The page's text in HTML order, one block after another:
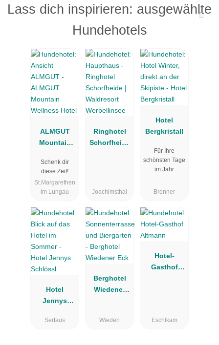
Lass dich inspirieren: ausgewählte
Hundehotels
ALMGUT
Mountain
Hotel
Schenk dir
diese Zeit!
St.Margarethen
im Lungau
Ringhotel
Schorfheide
Joachimsthal
Hotel
Bergkristall
Für Ihre
schönsten Tage
im Jahr
Brenner
Hotel
Jennys
Serfaus
Berghotel
Wiedener
Wieden
Hotel-
Gasthof
Eschlkam